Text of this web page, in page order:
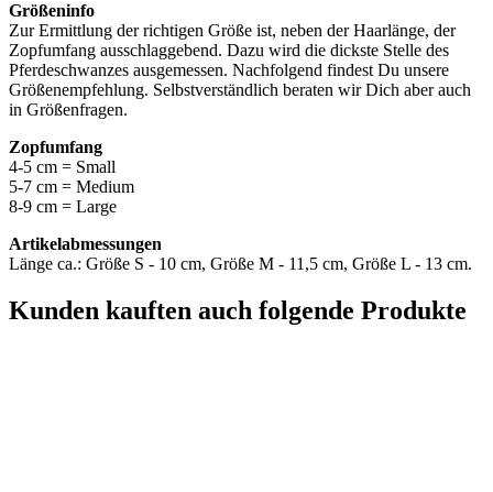
Größeninfo
Zur Ermittlung der richtigen Größe ist, neben der Haarlänge, der
Zopfumfang ausschlaggebend. Dazu wird die dickste Stelle des
Pferdeschwanzes ausgemessen. Nachfolgend findest Du unsere
Größenempfehlung. Selbstverständlich beraten wir Dich aber auch
in Größenfragen.
Zopfumfang
4-5 cm = Small
5-7 cm = Medium
8-9 cm = Large
Artikelabmessungen
Länge ca.: Größe S - 10 cm, Größe M - 11,5 cm, Größe L - 13 cm.
Kunden kauften auch folgende Produkte